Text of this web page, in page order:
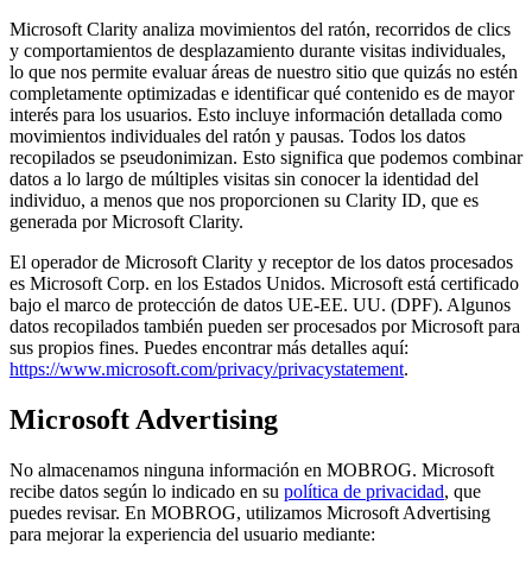
Microsoft Clarity analiza movimientos del ratón, recorridos de clics
y comportamientos de desplazamiento durante visitas individuales,
lo que nos permite evaluar áreas de nuestro sitio que quizás no estén
completamente optimizadas e identificar qué contenido es de mayor
interés para los usuarios. Esto incluye información detallada como
movimientos individuales del ratón y pausas. Todos los datos
recopilados se pseudonimizan. Esto significa que podemos combinar
datos a lo largo de múltiples visitas sin conocer la identidad del
individuo, a menos que nos proporcionen su Clarity ID, que es
generada por Microsoft Clarity.
El operador de Microsoft Clarity y receptor de los datos procesados
es Microsoft Corp. en los Estados Unidos. Microsoft está certificado
bajo el marco de protección de datos UE-EE. UU. (DPF). Algunos
datos recopilados también pueden ser procesados por Microsoft para
sus propios fines. Puedes encontrar más detalles aquí:
https://www.microsoft.com/privacy/privacystatement.
Microsoft Advertising
No almacenamos ninguna información en MOBROG. Microsoft
recibe datos según lo indicado en su política de privacidad, que
puedes revisar. En MOBROG, utilizamos Microsoft Advertising
para mejorar la experiencia del usuario mediante: